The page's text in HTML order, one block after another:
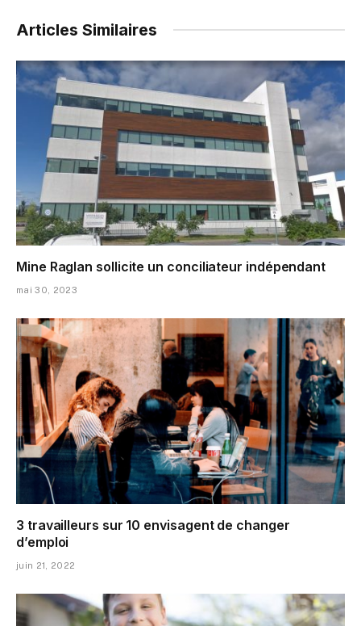
Articles Similaires
Mine Raglan sollicite un conciliateur indépendant
mai 30, 2023
3 travailleurs sur 10 envisagent de changer
d’emploi
juin 21, 2022